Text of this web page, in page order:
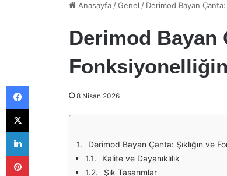
Anasayfa /Genel / Derimod Bayan Çanta:
Derimod Bayan
8 Nisan 2026
Derimod Bayan Çanta: Şıklığın ve
Kalite ve Dayanıklılık
Şık Tasarımlar
Facebook
X
LinkedIn
Pinterest